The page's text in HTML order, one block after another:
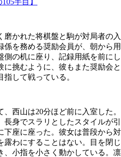
かれた将棋盤と駒が対局者の入
係を務める奨励会員が、朝から用
側の机に座り、記録用紙を前にし
に挑むように、彼もまた奨励会と
して戦っている。
西山は20分ほど前に入室した。
身でスラリとしたスタイルが引
下座に座った。彼女は普段から対
露わにすることはない。目を閉じ
、小指を小さく動かしている。凛